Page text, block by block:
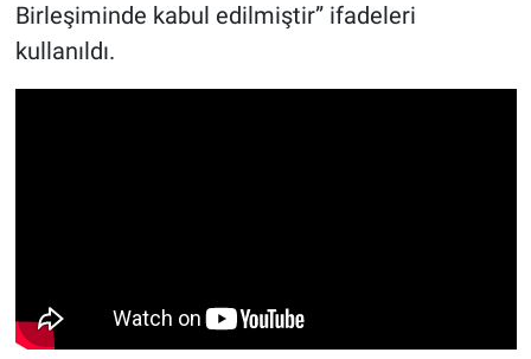
Birleşiminde kabul edilmiştir” ifadeleri
kullanıldı.